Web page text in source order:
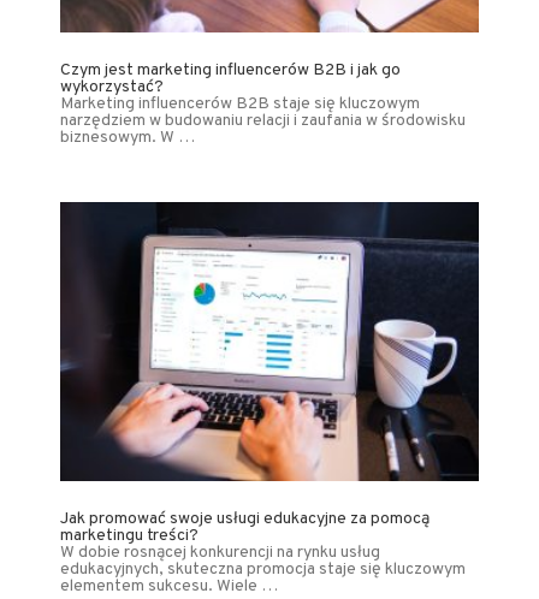
Czym jest marketing influencerów B2B i jak go
wykorzystać?
Marketing influencerów B2B staje się kluczowym
narzędziem w budowaniu relacji i zaufania w środowisku
biznesowym. W …
Jak promować swoje usługi edukacyjne za pomocą
marketingu treści?
W dobie rosnącej konkurencji na rynku usług
edukacyjnych, skuteczna promocja staje się kluczowym
elementem sukcesu. Wiele …